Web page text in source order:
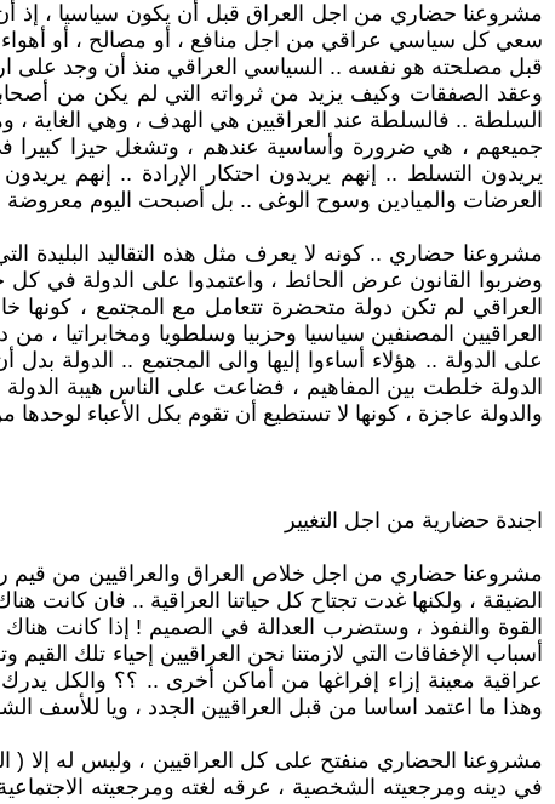
مشروعنا حضاري من اجل العراق قبل أن يكون سياسيا ، إذ أن
سعي كل سياسي عراقي من اجل منافع ، أو مصالح ، أو أهواء
قبل مصلحته هو نفسه .. السياسي العراقي منذ أن وجد على ارض
السلطة .. فالسلطة عند العراقيين هي الهدف ، وهي الغاية ،
جميعهم ، هي ضرورة وأساسية عندهم ، وتشغل حيزا كبيرا
يريدون التسلط .. إنهم يريدون احتكار الإرادة .. إنهم
العرضات والميادين وسوح الوغى .. بل أصبحت اليوم
مشروعنا حضاري .. كونه لا يعرف مثل هذه التقاليد البليدة
وضربوا القانون عرض الحائط ، واعتمدوا على الدولة في كل
العراقي لم تكن دولة متحضرة تتعامل مع المجتمع ،
العراقيين المصنفين سياسيا وحزبيا وسلطويا ومخابراتيا
على الدولة .. هؤلاء أساءوا إليها والى المجتمع .. الدولة
الدولة خلطت بين المفاهيم ، فضاعت على الناس هيبة
والدولة عاجزة ، كونها لا تستطيع أن تقوم بكل الأعباء
اجندة حضارية من اجل التغيير
مشروعنا حضاري من اجل خلاص العراق والعراقيين من قيم
الضيقة ، ولكنها غدت تجتاح كل حياتنا العراقية .. فان كانت
القوة والنفوذ ، وستضرب العدالة في الصميم ! إذا كانت
أسباب الإخفاقات التي لازمتنا نحن العراقيين إحياء تلك
عراقية معينة إزاء إفراغها من أماكن أخرى .. ؟؟ والكل
وهذا ما اعتمد اساسا من قبل العراقيين الجدد ، ويا للأسف
مشروعنا الحضاري منفتح على كل العراقيين ، وليس له إلا (
في دينه ومرجعيته الشخصية ، عرقه لغته ومرجعيته